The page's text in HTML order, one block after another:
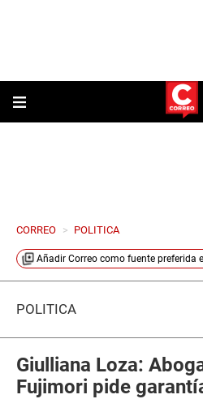
CORREO > POLITICA
Añadir Correo como fuente preferida
POLÍTICA
Giulliana Loza:
Fujimori pide